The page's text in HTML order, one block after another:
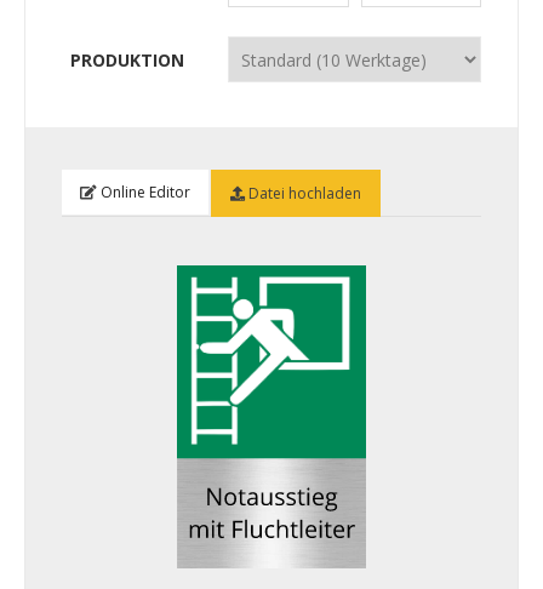
PRODUKTION
Online Editor Datei hochladen